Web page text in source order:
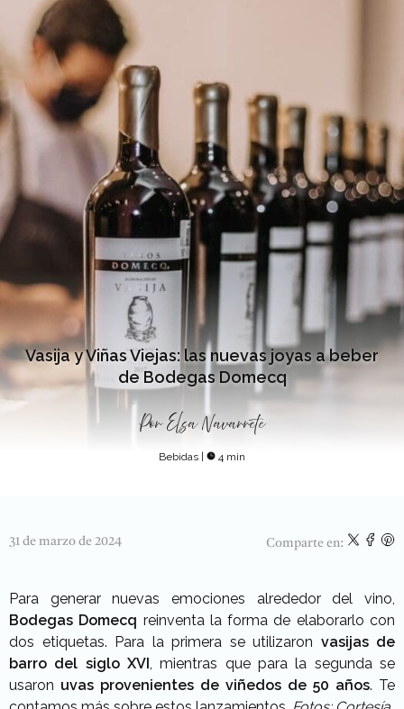
Vasija y Viñas Viejas: las nuevas joyas a beber
de Bodegas Domecq
Por Elsa Navarrete
Bebidas 4 min
31 de marzo de 2024 Comparte en:
Para generar nuevas emociones alrededor del vino,
Bodegas Domecq reinventa la forma de elaborarlo con
dos etiquetas. Para la primera se utilizaron vasijas de
barro del siglo XVI , mientras que para la segunda se
usaron uvas provenientes de viñedos de 50 años. Te